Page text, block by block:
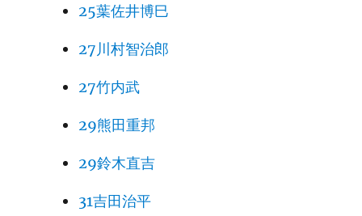
25葉佐井博巳
27川村智治郎
27竹内武
29熊田重邦
29鈴木直吉
31吉田治平